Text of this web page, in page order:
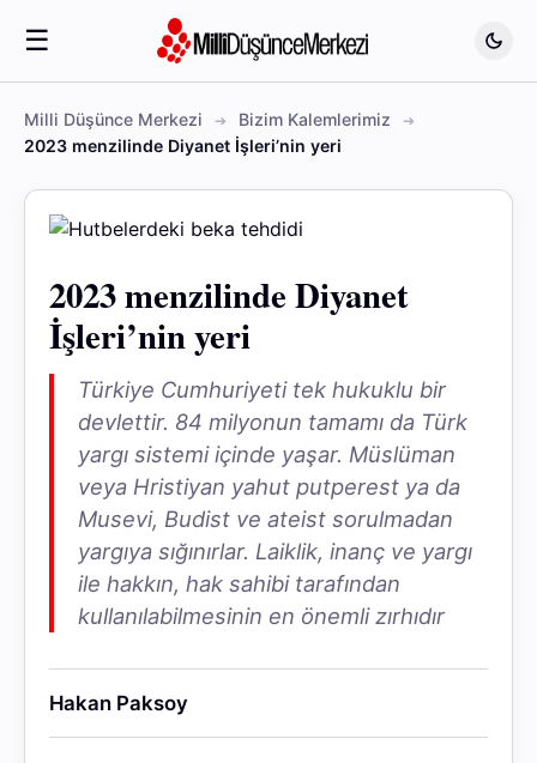
☰
Milli Düşünce Merkezi
Bizim Kalemlerimiz
2023 menzilinde Diyanet İşleri’nin yeri
2023 menzilinde Diyanet
İşleri’nin yeri
Türkiye Cumhuriyeti tek hukuklu bir
devlettir. 84 milyonun tamamı da Türk
yargı sistemi içinde yaşar. Müslüman
veya Hristiyan yahut putperest ya da
Musevi, Budist ve ateist sorulmadan
yargıya sığınırlar. Laiklik, inanç ve yargı
ile hakkın, hak sahibi tarafından
kullanılabilmesinin en önemli zırhıdır
Hakan Paksoy